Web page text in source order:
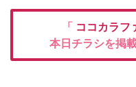
「 ココカラフ
本日チラシを掲